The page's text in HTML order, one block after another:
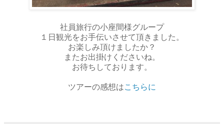
社員旅行の小座間様グループ
１日観光をお手伝いさせて頂きました。
お楽しみ頂けましたか？
またお出掛けくださいね。
お待ちしております。
ツアーの感想はこちらに